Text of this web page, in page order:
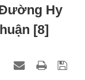
Hy
[8]